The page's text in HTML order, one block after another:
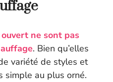
ne sont pas
. Bien qu’elles
variété de styles et
simple au plus orné.